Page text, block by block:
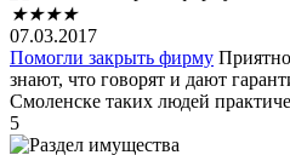
★★★★
07.03.2017
Помогли закрыть фирму
знают, что говорят и дают
Смоленске таких людей
5